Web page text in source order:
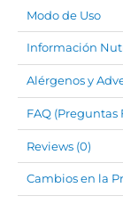
Modo de Uso
Información
Alérgenos y
FAQ (Preguntas
Reviews (0)
Cambios en la